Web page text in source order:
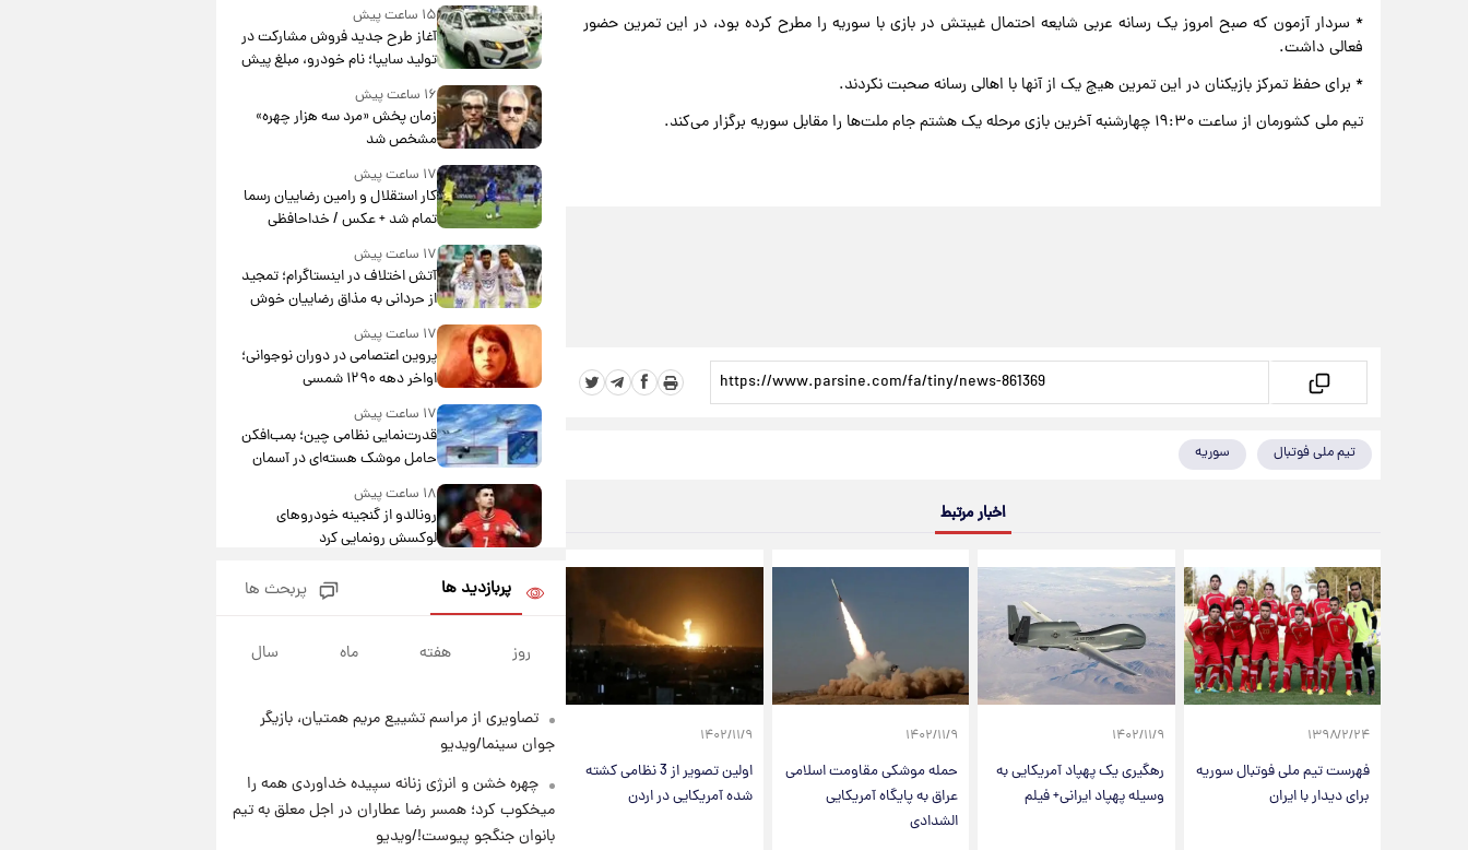
* سردار آزمون که صبح امروز یک رسانه عربی شایعه احتمال غیبتش در بازی با سوریه را مطرح کرده بود، در این تمرین حضور
فعالی داشت.
* برای حفظ تمرکز بازیکنان در این تمرین هیچ یک از آنها با اهالی رسانه صحبت نکردند.
تیم ملی کشورمان از ساعت ۱۹:۳۰ چهارشنبه آخرین بازی مرحله یک هشتم جام ملت‌ها را مقابل سوریه برگزار می‌کند.
تیم ملی فوتبال سوریه
اخبار مرتبط
۱۳۹۸/۲/۲۴
فهرست تیم ملی فوتبال سوریه
برای دیدار با ایران
۱۴۰۲/۱۱/۹
رهگیری یک پهپاد آمریکایی به
وسیله پهپاد ایرانی+ فیلم
۱۴۰۲/۱۱/۹
حمله موشکی مقاومت اسلامی
عراق به پایگاه آمریکایی
الشدادی
۱۴۰۲/۱۱/۹
اولین تصویر از 3 نظامی کشته
شده آمریکایی در اردن
۱۵ ساعت پیش
آغاز طرح جدید فروش مشارکت در
تولید سایپا؛ نام خودرو، مبلغ پیش
پرداخت و زمان تحویل | سود
مشارکت چند درصد است؟
۱۶ ساعت پیش
زمان پخش «مرد سه هزار چهره»
مشخص شد
۱۷ ساعت پیش
کار استقلال و رامین رضاییان رسما
تمام شد + عکس / خداحافظی
صمیمانه آبی ها با رامین!
۱۷ ساعت پیش
آتش اختلاف در اینستاگرام؛ تمجید
از حردانی به مذاق رضاییان خوش
نیامد+عکس
۱۷ ساعت پیش
پروین اعتصامی در دوران نوجوانی؛
اواخر دهه ۱۲۹۰ شمسی
۱۷ ساعت پیش
قدرت‌نمایی نظامی چین؛ بمب‌افکن
حامل موشک هسته‌ای در آسمان
ظاهر شد
۱۸ ساعت پیش
رونالدو از گنجینه خودروهای
لوکسش رونمایی کرد
قیمت دلار در بازار آزاد امروز
ثابت ماند؟ +جدول
۲۰ ساعت پیش
بزرگ‌تری برای ایران است
۲۰ ساعت پیش
آمریکا به مدرسه میناب؛ «باید
سیلی محکمی به صورت ترامپ زد»
۲۱ ساعت پیش
قیمت طلا و سکه امروز چهارشنبه
پربازدید ها پربحث ها
روز هفته ماه سال
تصاویری از مراسم تشییع مریم همتیان، بازیگر
جوان سینما/ویدیو
چهره خشن و انرژی زنانه سپیده خداوردی همه را
میخکوب کرد؛ همسر رضا عطاران در اجل معلق به تیم
بانوان جنگجو پیوست!/ویدیو